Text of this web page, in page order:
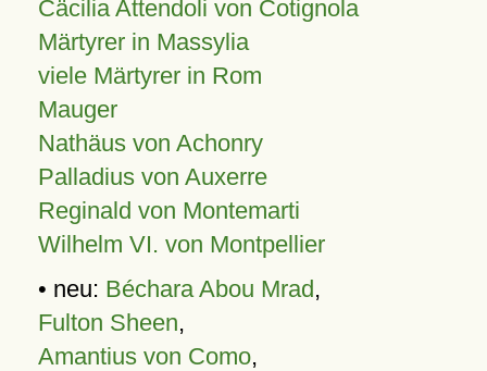
Cäcilia Attendoli von Cotignola
Märtyrer in Massylia
viele Märtyrer in Rom
Mauger
Nathäus von Achonry
Palladius von Auxerre
Reginald von Montemarti
Wilhelm VI. von Montpellier
• neu: Béchara Abou Mrad,
Fulton Sheen,
Amantius von Como,